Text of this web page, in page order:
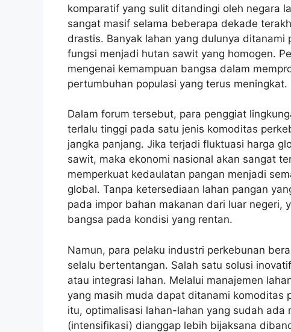
komparatif yang sulit ditandingi oleh negara
sangat masif selama beberapa dekade
drastis. Banyak lahan yang dulunya
fungsi menjadi hutan sawit yang homogen.
mengenai kemampuan bangsa dalam
pertumbuhan populasi yang terus meningkat.
Dalam forum tersebut, para penggiat
terlalu tinggi pada satu jenis komoditas
jangka panjang. Jika terjadi fluktuasi harga
sawit, maka ekonomi nasional akan sangat
memperkuat kedaulatan pangan menjadi
global. Tanpa ketersediaan lahan pangan
pada impor bahan makanan dari luar negeri,
bangsa pada kondisi yang rentan.
Namun, para pelaku industri perkebunan
selalu bertentangan. Salah satu solusi
atau integrasi lahan. Melalui manajemen
yang masih muda dapat ditanami komoditas
itu, optimalisasi lahan-lahan yang sudah
(intensifikasi) dianggap lebih bijaksana